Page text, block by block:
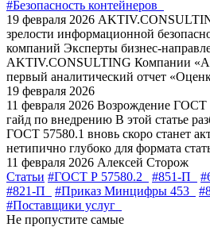
#Безопасность контейнеров
19 февраля 2026
зрелости информационной
компаний Эксперты бизнес-
AKTIV.CONSULTING Компании
первый аналитический отчет
19 февраля 2026
11 февраля 2026 Возрождение ГОСТ
гайд по внедрению В этой статье
ГОСТ 57580.1 вновь скоро станет
нетипично глубоко для формата
11 февраля 2026 Алексей Сторож
Статьи #ГОСТ Р 57580.2 #851-П
#821-П
#Приказ Минцифры 453
#Поставщики услуг
Не пропустите самые